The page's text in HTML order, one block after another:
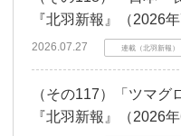
『北羽新報』（2026
2026.07.27 連載（北羽新報）
（その117）「ツマグ
『北羽新報』（2026